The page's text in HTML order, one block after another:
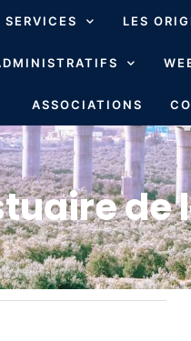
SERVICES LES
ASSOCIATIONS
de